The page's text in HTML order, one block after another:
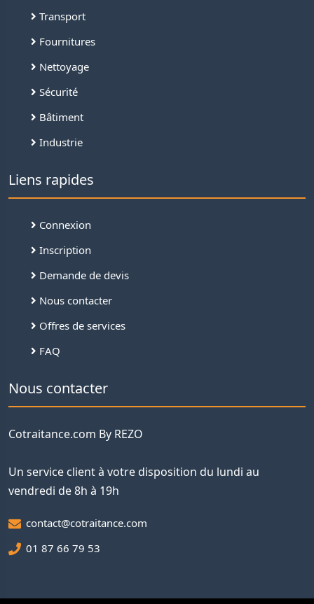
Transport
Fournitures
Nettoyage
Sécurité
Bâtiment
Industrie
Liens rapides
Connexion
Inscription
Demande de devis
Nous contacter
Offres de services
FAQ
Nous contacter
Cotraitance.com By REZO
Un service client à votre disposition du lundi au
vendredi de 8h à 19h
contact@cotraitance.com
01 87 66 79 53